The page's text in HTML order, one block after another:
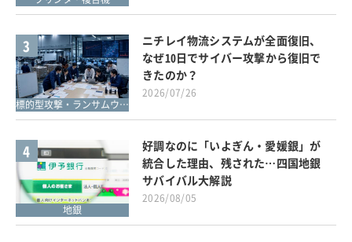
3
標的型攻撃・ランサムウェア対策
ニチレイ物流システムが全面復旧、
なぜ10日でサイバー攻撃から復旧で
きたのか？
2026/07/26
4
地銀
好調なのに「いよぎん・愛媛銀」が
統合した理由、残された…四国地銀
サバイバル大解説
2026/08/05